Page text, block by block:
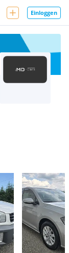
Einloggen